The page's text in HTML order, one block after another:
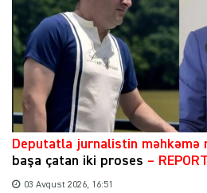
​Deputatla jurnalistin məhkəmə
başa çatan iki proses –
03 Avqust 2026, 16:51